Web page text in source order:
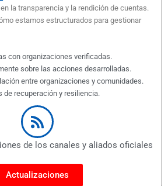
la transparencia y la rendición de cuentas.
estamos estructurados para gestionar
con organizaciones verificadas.
sobre las acciones desarrolladas.
entre organizaciones y comunidades.
de recuperación y resiliencia.
de los canales y aliados oficiales
Actualizaciones